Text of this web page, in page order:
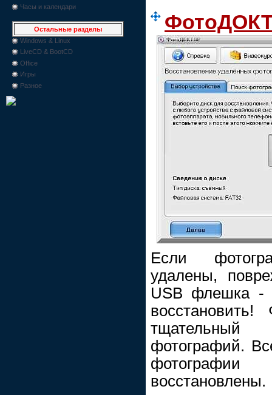
Часы и календари
Остальные разделы
Windows & Linux
LiveCD & BootCD
Office
Игры
Разное
Если
удалены,
USB флешка -
фотографий.
фотографии
восстановлены.